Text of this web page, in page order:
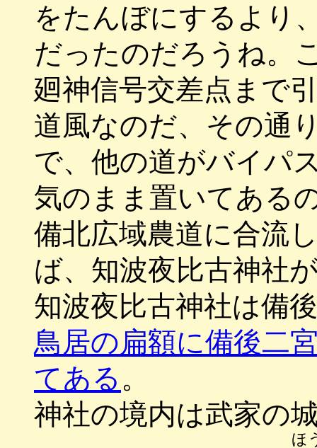
をたんぼにするより
だったのだろうね。
廻神信号交差点まで
道風なのだ、その通
で、他の道がバイパ
気のまま置いてある
備北広域農道に合流
ば、知波夜比古神社
知波夜比古神社は備
鳥居の扁額に備後二
てある 。
神社の境内は武家の
ほ